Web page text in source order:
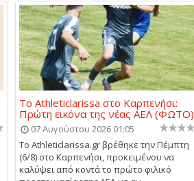
Το Athleticlarissa στο Καρπενήσι:
Πρώτη εικόνα της νέας ΑΕΛ (ΦΩΤΟ)
07 Αυγούστου 2026 01:05
Το Athleticlarissa.gr βρέθηκε την Πέμπτη
(6/8) στο Καρπενήσι, προκειμένου να
καλύψει από κοντά το πρώτο φιλικό